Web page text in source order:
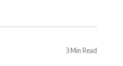
3 Min Read